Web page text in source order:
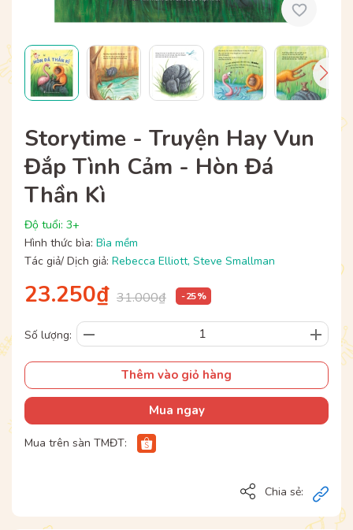
Storytime - Truyện Hay Vun
Đắp Tình Cảm - Hòn Đá
Thần Kì
Độ tuổi: 3+
Hình thức bìa: Bìa mềm
Tác giả/ Dịch giả: Rebecca Elliott, Steve Smallman
23.250₫ 31.000₫ - 25 %
Số lượng:
Thêm vào giỏ hàng
Mua ngay
Mua trên sàn TMĐT:
Chia sẻ: